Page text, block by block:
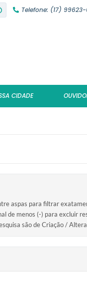
Telefone: (17)
CIDADE
aspas para filtrar
de menos (-) para excluir
são de Criação /